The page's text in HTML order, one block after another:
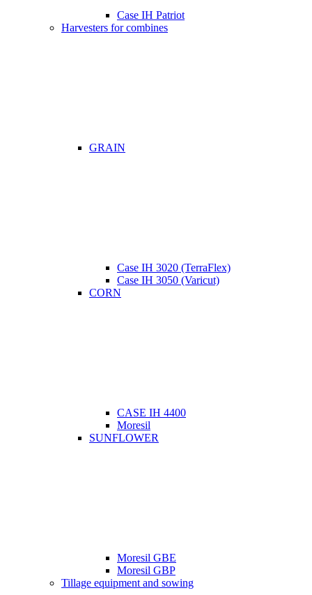
Case IH Patriot
Harvesters for combines
GRAIN
Case IH 3020 (TerraFlex)
Case IH 3050 (Varicut)
CORN
CASE IH 4400
Moresil
SUNFLOWER
Moresil GBE
Moresil GBP
Tillage equipment and sowing